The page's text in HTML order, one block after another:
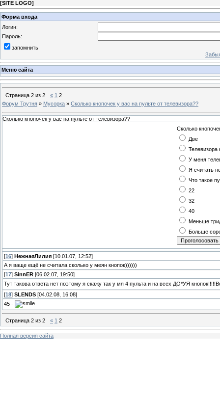
[SITE LOGO]
Форма входа
Логин:
Пароль:
запомнить
Меню сайта
Страница 2 из 2 « 1 2
Форум Трутня » Мусорка » Сколько кнопочек у вас на пульте от телевизора??
Сколько кнопочек у вас на пульте от телевизора??
Сколько
Две
Телевизора
У меня
Я считать
Что такое
22
32
40
Меньше
Больше
[16] НежнаяЛилия [10.01.07, 12:52]
А я ваще ещё не считала сколько у меян кнопок))))))
[17] SinnER [06.02.07, 19:50]
Тут такова ответа нет поэтому я скажу так у мя 4 пульта и на всех ДО*УЯ
[18] SLENDS [04.02.08, 16:08]
45 -
Страница 2 из 2 « 1 2
Полная версия сайта